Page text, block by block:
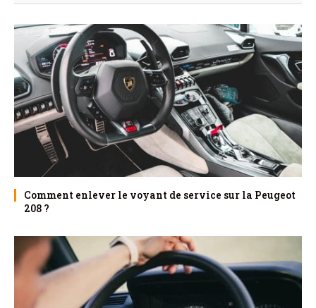
Comment enlever le voyant de service sur la Peugeot
208 ?